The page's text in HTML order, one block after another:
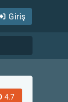
Giriş
4.7